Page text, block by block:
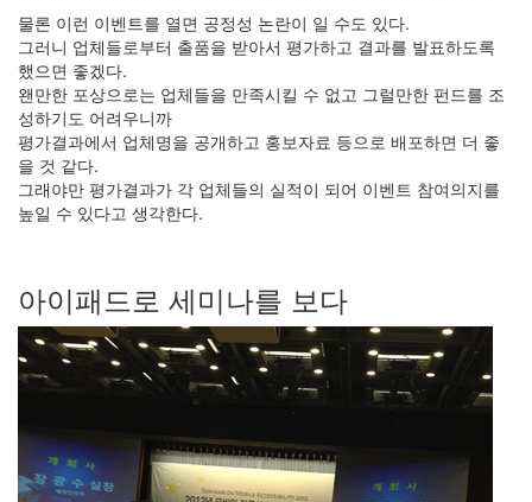
물론 이런 이벤트를 열면 공정성 논란이 일 수도 있다.
그러니 업체들로부터 출품을 받아서 평가하고 결과를 발표하도록
했으면 좋겠다.
왠만한 포상으로는 업체들을 만족시킬 수 없고 그럴만한 펀드를 조
성하기도 어려우니까
평가결과에서 업체명을 공개하고 홍보자료 등으로 배포하면 더 좋
을 것 같다.
그래야만 평가결과가 각 업체들의 실적이 되어 이벤트 참여의지를
높일 수 있다고 생각한다.
아이패드로 세미나를 보다